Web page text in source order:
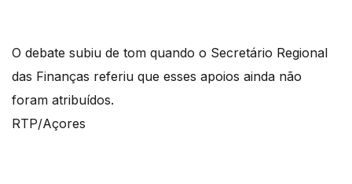
O debate subiu de tom quando o Secretário Regional
das Finanças referiu que esses apoios ainda não
foram atribuídos.
RTP/Açores